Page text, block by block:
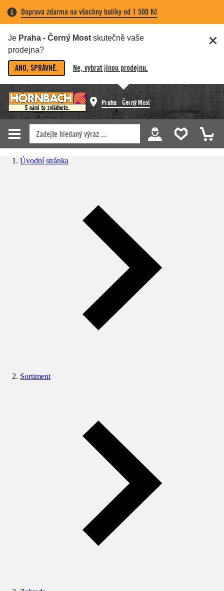
Doprava zdarma na všechny balíky od 1 500 Kč
Je Praha - Černý Most skutečně vaše
prodejna?
ANO, SPRÁVNĚ. Ne, vybrat jinou prodejnu.
Praha - Černý Most
Úvodní stránka
Sortiment